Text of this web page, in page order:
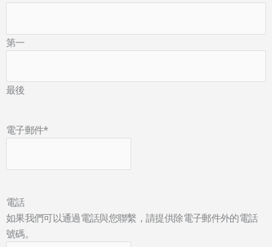
第一
最後
電子郵件*
電話
如果我們可以通過電話與您聯繫，請提供除電子郵件外的電話
號碼。